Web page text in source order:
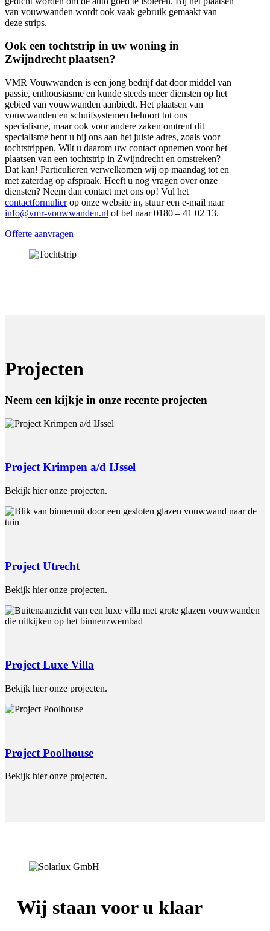
van vouwwanden wordt ook vaak gebruik gemaakt van
deze strips.
Ook een tochtstrip in uw woning in
Zwijndrecht plaatsen?
VMR Vouwwanden is een jong bedrijf dat door middel van
passie, enthousiasme en kunde steeds meer diensten op het
gebied van vouwwanden aanbiedt. Het plaatsen van
vouwwanden en schuifsystemen behoort tot ons
specialisme, maar ook voor andere zaken omtrent dit
specialisme bent u bij ons aan het juiste adres, zoals voor
tochtstrippen. Wilt u daarom uw contact opnemen voor het
plaatsen van een tochtstrip in Zwijndrecht en omstreken?
Dat kan! Particulieren verwelkomen wij op maandag tot en
met zaterdag op afspraak. Heeft u nog vragen over onze
diensten? Neem dan contact met ons op! Vul het
contactformulierop onze website in, stuur een e-mail naar
info@vmr-vouwwanden.nl of bel naar 0180 – 41 02 13.
Offerte aanvragen
Projecten
Neem een kijkje in onze recente projecten
Project Krimpen a/d IJssel
Bekijk hier onze projecten.
Project Utrecht
Bekijk hier onze projecten.
Project Luxe Villa
Bekijk hier onze projecten.
Project Poolhouse
Bekijk hier onze projecten.
Wij staan voor u klaar